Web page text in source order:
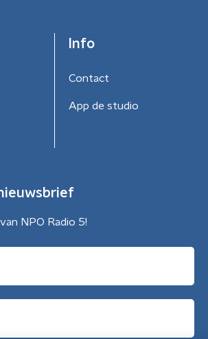
Info
Contact
App de studio
NPO Radio 5!